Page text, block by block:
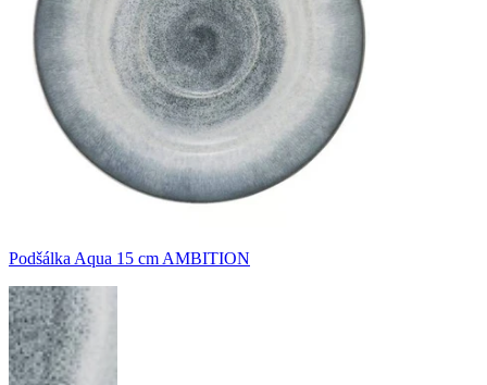
Podšálka Aqua 15 cm AMBITION